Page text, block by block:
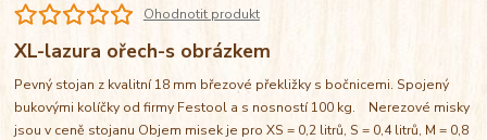
Ohodnotit produkt
XL-lazura ořech-s obrázkem
Pevný stojan z kvalitní 18 mm březové překližky s bočnicemi. Spojený
bukovými kolíčky od firmy Festool a s nosností 100 kg. Nerezové misky
jsou v ceně stojanu Objem misek je pro XS = 0,2 litrů, S = 0,4 litrů, M = 0,8